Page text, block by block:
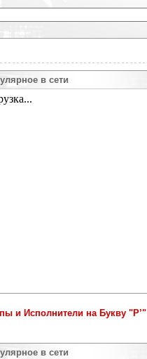
в сети
и Исполнители на Букву "Р’"
в сети